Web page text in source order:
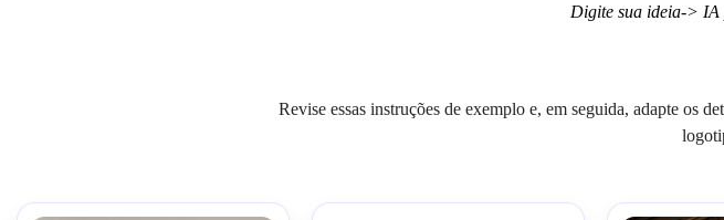
Digite sua ideia-> IA
Revise essas instruções de exemplo e, em seguida, adapte os